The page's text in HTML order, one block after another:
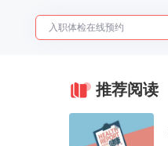
2025年了，给父母预约体检
推荐阅读